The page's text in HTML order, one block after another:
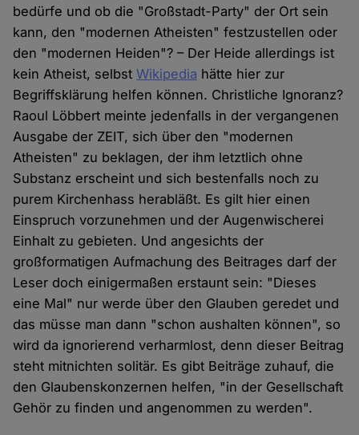
bedürfe und ob die "Großstadt-Party" der Ort sein
kann, den "modernen Atheisten" festzustellen oder
den "modernen Heiden"? – Der Heide allerdings ist
kein Atheist, selbstWikipedia hätte hier zur
Begriffsklärung helfen können. Christliche Ignoranz?
Raoul Löbbert meinte jedenfalls in der vergangenen
Ausgabe der ZEIT, sich über den "modernen
Atheisten" zu beklagen, der ihm letztlich ohne
Substanz erscheint und sich bestenfalls noch zu
purem Kirchenhass herabläßt. Es gilt hier einen
Einspruch vorzunehmen und der Augenwischerei
Einhalt zu gebieten. Und angesichts der
großformatigen Aufmachung des Beitrages darf der
Leser doch einigermaßen erstaunt sein: "Dieses
eine Mal" nur werde über den Glauben geredet und
das müsse man dann "schon aushalten können", so
wird da ignorierend verharmlost, denn dieser Beitrag
steht mitnichten solitär. Es gibt Beiträge zuhauf, die
den Glaubenskonzernen helfen, "in der Gesellschaft
Gehör zu finden und angenommen zu werden".